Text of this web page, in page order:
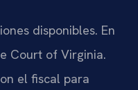
disponibles. En
Court of Virginia.
el fiscal para